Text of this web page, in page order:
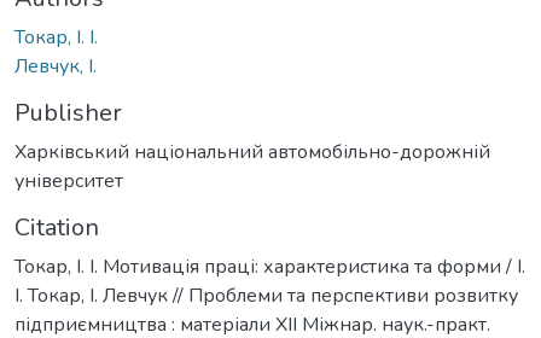
Токар, І. І.
Левчук, І.
Publisher
Харківський національний автомобільно-дорожній
університет
Citation
Токар, І. І. Мотивація праці: характеристика та форми / І.
І. Токар, І. Левчук // Проблеми та перспективи розвитку
підприємництва : матеріали XII Міжнар. наук.-практ.